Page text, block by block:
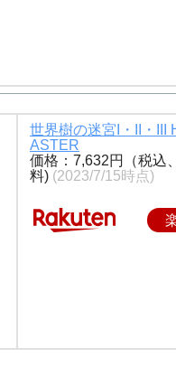
世界樹の迷宮I・II・III
ASTER
価格：7,632円（税込
料) (2023/7/15時点)